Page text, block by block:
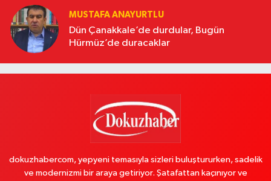
MUSTAFA ANAYURTLU
Dün Çanakkale’de durdular, Bugün
Hürmüz’de duracaklar
dokuzhabercom, yepyeni temasıyla sizleri buluştururken, sadelik
ve modernizmi bir araya getiriyor. Şatafattan kaçınıyor ve